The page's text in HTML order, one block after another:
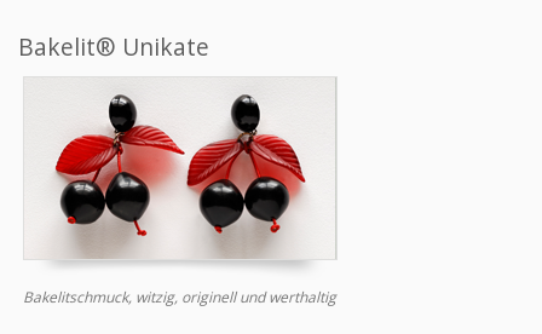
Bakelit® Unikate
Bakelitschmuck, witzig, originell und werthaltig